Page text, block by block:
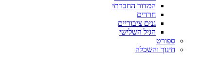
המדור החברתי
חרדים
גנים ציבוריים
הגיל השלישי
ספורט
חינוך והשכלה